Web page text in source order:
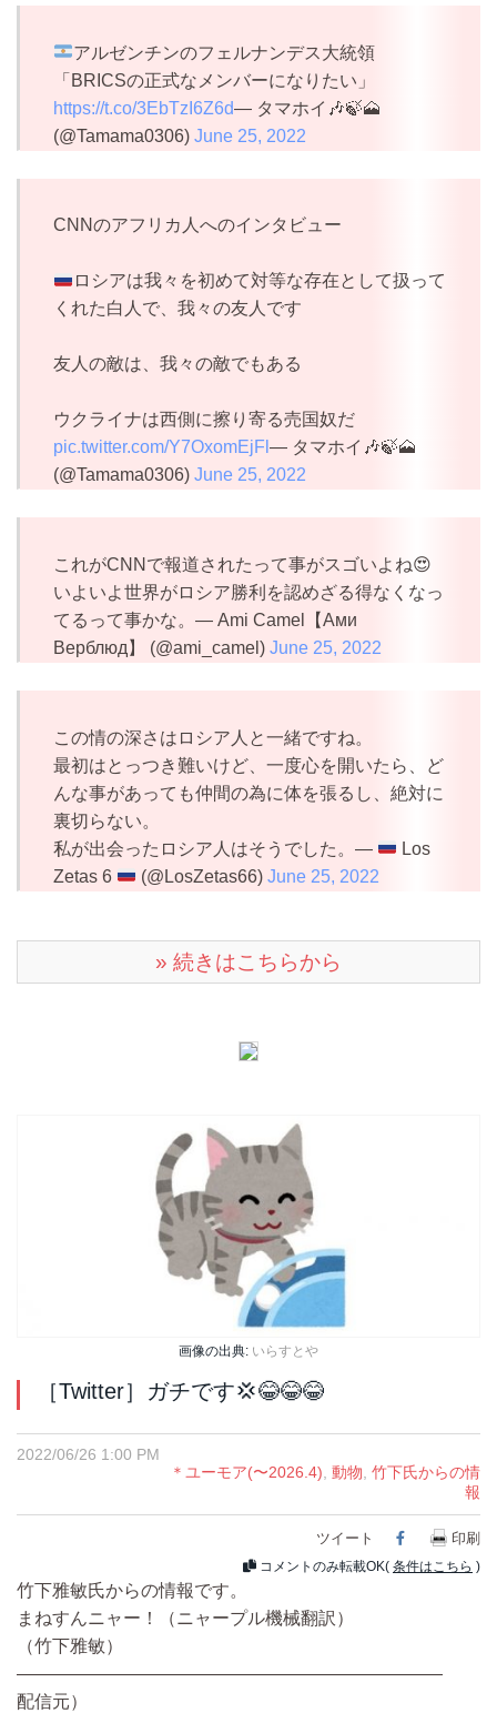
アルゼンチンのフェルナンデス大統領
「BRICSの正式なメンバーになりたい」
https://t.co/3EbTzI6Z6d— タマホイ🎶🍃🗻
(@Tamama0306) June 25, 2022
CNNのアフリカ人へのインタビュー
ロシアは我々を初めて対等な存在として扱って
くれた白人で、我々の友人です
友人の敵は、我々の敵でもある
ウクライナは西側に擦り寄る売国奴だ
pic.twitter.com/Y7OxomEjFl — タマホイ🎶🍃🗻
(@Tamama0306) June 25, 2022
これがCNNで報道されたって事がスゴいよね😍
いよいよ世界がロシア勝利を認めざる得なくなっ
てるって事かな。— Ami Camel【Ами
Верблюд】 (@ami_camel) June 25, 2022
この情の深さはロシア人と一緒ですね。
最初はとっつき難いけど、一度心を開いたら、ど
んな事があっても仲間の為に体を張るし、絶対に
裏切らない。
私が出会ったロシア人はそうでした。—
Los
Zetas 6
(@LosZetas66) June 25, 2022
» 続きはこちらから
画像の出典: いらすとや
［Twitter］ガチです💢😂😂😂
2022/06/26 1:00 PM
＊ユーモア(〜2026.4), 動物, 竹下氏からの情
報
ツイート Facebook
印刷
コメントのみ転載OK( 条件はこちら )
竹下雅敏氏からの情報です。
まねすんニャー！（ニャープル機械翻訳）
（竹下雅敏）
————————————————————————
配信元）